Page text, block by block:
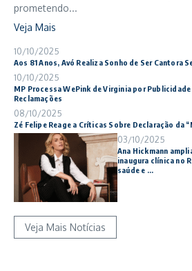
prometendo...
Veja Mais
10/10/2025
Aos 81 Anos, Avó Realiza Sonho de Ser Cantora
10/10/2025
MP Processa WePink de Virginia por Publicidade
Reclamações
08/10/2025
Zé Felipe Reage a Críticas Sobre Declaração da
03/10/2025
Ana Hickmann
inaugura clínica no
saúde e ...
Veja Mais Notícias